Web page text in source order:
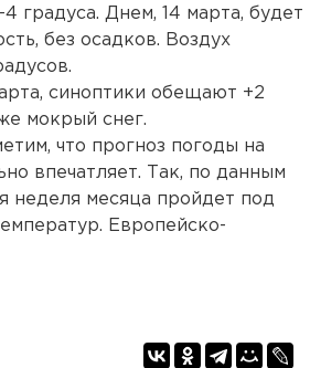
градуса. Днем, 14 марта, будет
без осадков. Воздух
синоптики обещают +2
мокрый снег.
что прогноз погоды на
впечатляет. Так, по данным
неделя месяца пройдет под
Европейско-